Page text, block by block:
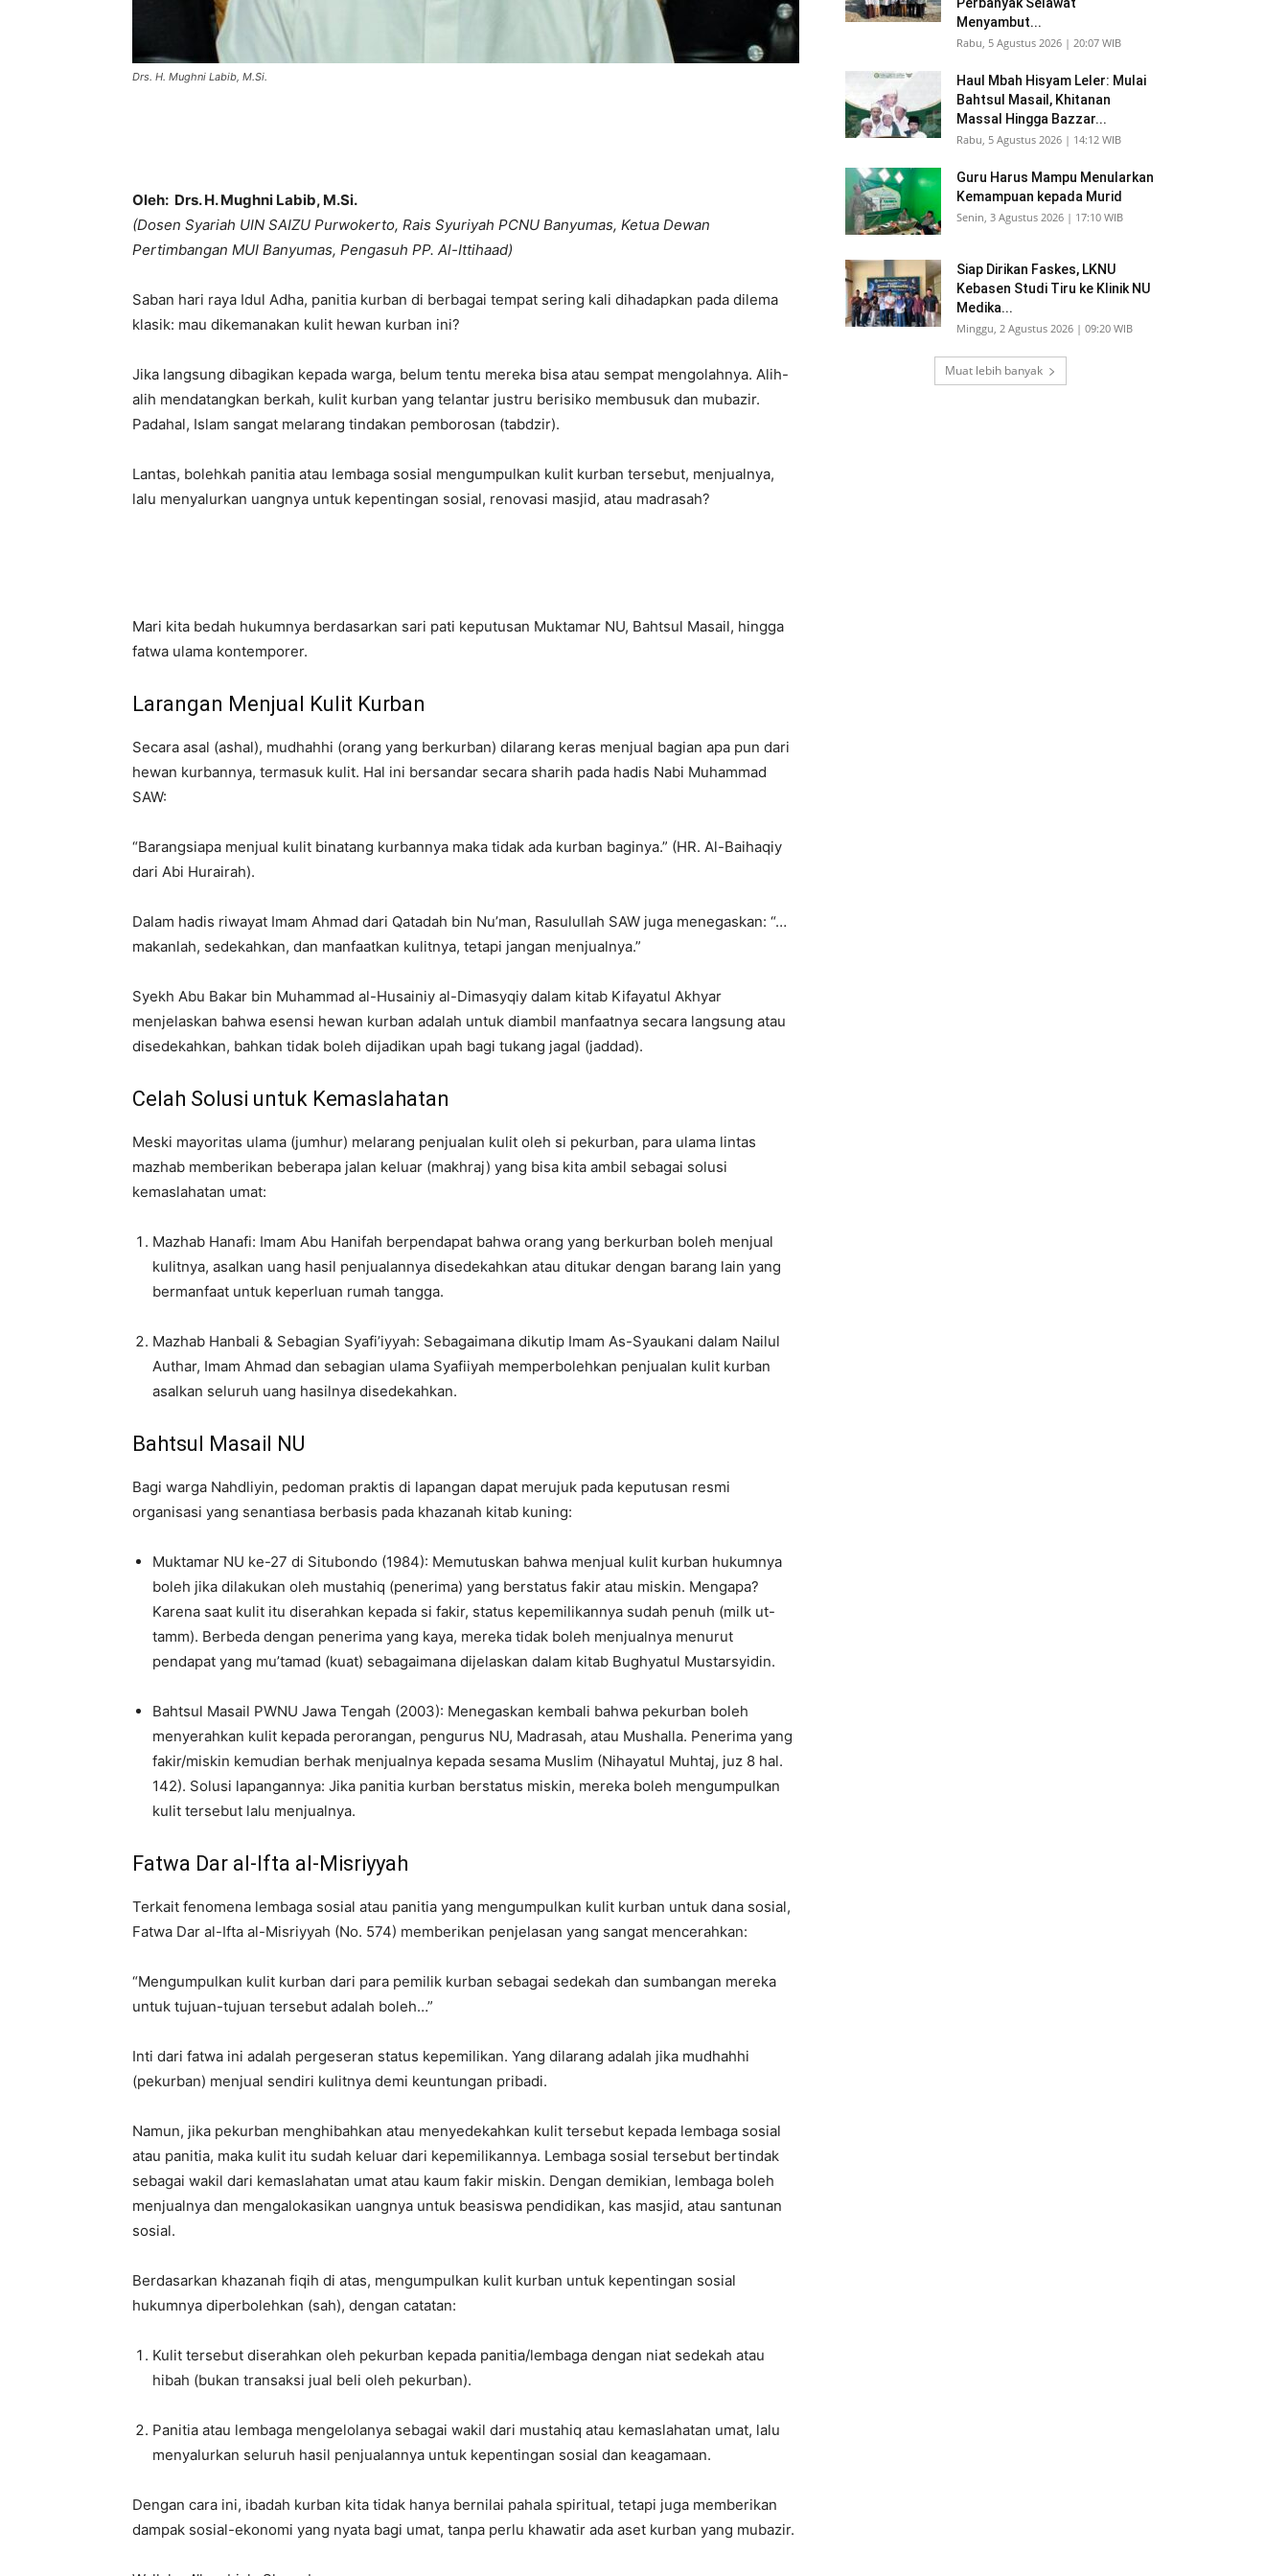
Drs. H. Mughni Labib, M.Si.
Oleh: Drs. H. Mughni Labib, M.Si.
(Dosen Syariah UIN SAIZU Purwokerto, Rais Syuriyah PCNU Banyumas, Ketua Dewan
Pertimbangan MUI Banyumas, Pengasuh PP. Al-Ittihaad)
Saban hari raya Idul Adha, panitia kurban di berbagai tempat sering kali dihadapkan pada dilema
klasik: mau dikemanakan kulit hewan kurban ini?
Jika langsung dibagikan kepada warga, belum tentu mereka bisa atau sempat mengolahnya. Alih-
alih mendatangkan berkah, kulit kurban yang telantar justru berisiko membusuk dan mubazir.
Padahal, Islam sangat melarang tindakan pemborosan (tabdzir).
Lantas, bolehkah panitia atau lembaga sosial mengumpulkan kulit kurban tersebut, menjualnya,
lalu menyalurkan uangnya untuk kepentingan sosial, renovasi masjid, atau madrasah?
Mari kita bedah hukumnya berdasarkan sari pati keputusan Muktamar NU, Bahtsul Masail, hingga
fatwa ulama kontemporer.
Larangan Menjual Kulit Kurban
Secara asal (ashal), mudhahhi (orang yang berkurban) dilarang keras menjual bagian apa pun dari
hewan kurbannya, termasuk kulit. Hal ini bersandar secara sharih pada hadis Nabi Muhammad
SAW:
“Barangsiapa menjual kulit binatang kurbannya maka tidak ada kurban baginya.” (HR. Al-Baihaqiy
dari Abi Hurairah).
Dalam hadis riwayat Imam Ahmad dari Qatadah bin Nu’man, Rasulullah SAW juga menegaskan: “…
makanlah, sedekahkan, dan manfaatkan kulitnya, tetapi jangan menjualnya.”
Syekh Abu Bakar bin Muhammad al-Husainiy al-Dimasyqiy dalam kitab Kifayatul Akhyar
menjelaskan bahwa esensi hewan kurban adalah untuk diambil manfaatnya secara langsung atau
disedekahkan, bahkan tidak boleh dijadikan upah bagi tukang jagal (jaddad).
Celah Solusi untuk Kemaslahatan
Meski mayoritas ulama (jumhur) melarang penjualan kulit oleh si pekurban, para ulama lintas
mazhab memberikan beberapa jalan keluar (makhraj) yang bisa kita ambil sebagai solusi
kemaslahatan umat:
Mazhab Hanafi: Imam Abu Hanifah berpendapat bahwa orang yang berkurban boleh menjual
kulitnya, asalkan uang hasil penjualannya disedekahkan atau ditukar dengan barang lain yang
bermanfaat untuk keperluan rumah tangga.
Mazhab Hanbali & Sebagian Syafi’iyyah: Sebagaimana dikutip Imam As-Syaukani dalam Nailul
Authar, Imam Ahmad dan sebagian ulama Syafiiyah memperbolehkan penjualan kulit kurban
asalkan seluruh uang hasilnya disedekahkan.
Bahtsul Masail NU
Bagi warga Nahdliyin, pedoman praktis di lapangan dapat merujuk pada keputusan resmi
organisasi yang senantiasa berbasis pada khazanah kitab kuning:
Muktamar NU ke-27 di Situbondo (1984): Memutuskan bahwa menjual kulit kurban hukumnya
boleh jika dilakukan oleh mustahiq (penerima) yang berstatus fakir atau miskin. Mengapa?
Karena saat kulit itu diserahkan kepada si fakir, status kepemilikannya sudah penuh (milk ut-
tamm). Berbeda dengan penerima yang kaya, mereka tidak boleh menjualnya menurut
pendapat yang mu’tamad (kuat) sebagaimana dijelaskan dalam kitab Bughyatul Mustarsyidin.
Bahtsul Masail PWNU Jawa Tengah (2003): Menegaskan kembali bahwa pekurban boleh
menyerahkan kulit kepada perorangan, pengurus NU, Madrasah, atau Mushalla. Penerima yang
fakir/miskin kemudian berhak menjualnya kepada sesama Muslim (Nihayatul Muhtaj, juz 8 hal.
142). Solusi lapangannya: Jika panitia kurban berstatus miskin, mereka boleh mengumpulkan
kulit tersebut lalu menjualnya.
Fatwa Dar al-Ifta al-Misriyyah
Terkait fenomena lembaga sosial atau panitia yang mengumpulkan kulit kurban untuk dana sosial,
Fatwa Dar al-Ifta al-Misriyyah (No. 574) memberikan penjelasan yang sangat mencerahkan:
“Mengumpulkan kulit kurban dari para pemilik kurban sebagai sedekah dan sumbangan mereka
untuk tujuan-tujuan tersebut adalah boleh…”
Inti dari fatwa ini adalah pergeseran status kepemilikan. Yang dilarang adalah jika mudhahhi
(pekurban) menjual sendiri kulitnya demi keuntungan pribadi.
Namun, jika pekurban menghibahkan atau menyedekahkan kulit tersebut kepada lembaga sosial
atau panitia, maka kulit itu sudah keluar dari kepemilikannya. Lembaga sosial tersebut bertindak
sebagai wakil dari kemaslahatan umat atau kaum fakir miskin. Dengan demikian, lembaga boleh
menjualnya dan mengalokasikan uangnya untuk beasiswa pendidikan, kas masjid, atau santunan
sosial.
Berdasarkan khazanah fiqih di atas, mengumpulkan kulit kurban untuk kepentingan sosial
hukumnya diperbolehkan (sah), dengan catatan:
Kulit tersebut diserahkan oleh pekurban kepada panitia/lembaga dengan niat sedekah atau
hibah (bukan transaksi jual beli oleh pekurban).
Panitia atau lembaga mengelolanya sebagai wakil dari mustahiq atau kemaslahatan umat, lalu
menyalurkan seluruh hasil penjualannya untuk kepentingan sosial dan keagamaan.
Dengan cara ini, ibadah kurban kita tidak hanya bernilai pahala spiritual, tetapi juga memberikan
dampak sosial-ekonomi yang nyata bagi umat, tanpa perlu khawatir ada aset kurban yang mubazir.
Menyambut...
Rabu, 5 Agustus 2026 | 20:07 WIB
Haul Mbah Hisyam Leler: Mulai
Bahtsul Masail, Khitanan
Massal Hingga Bazzar...
Rabu, 5 Agustus 2026 | 14:12 WIB
Guru Harus Mampu Menularkan
Kemampuan kepada Murid
Senin, 3 Agustus 2026 | 17:10 WIB
Siap Dirikan Faskes, LKNU
Kebasen Studi Tiru ke Klinik NU
Medika...
Minggu, 2 Agustus 2026 | 09:20 WIB
Muat lebih banyak